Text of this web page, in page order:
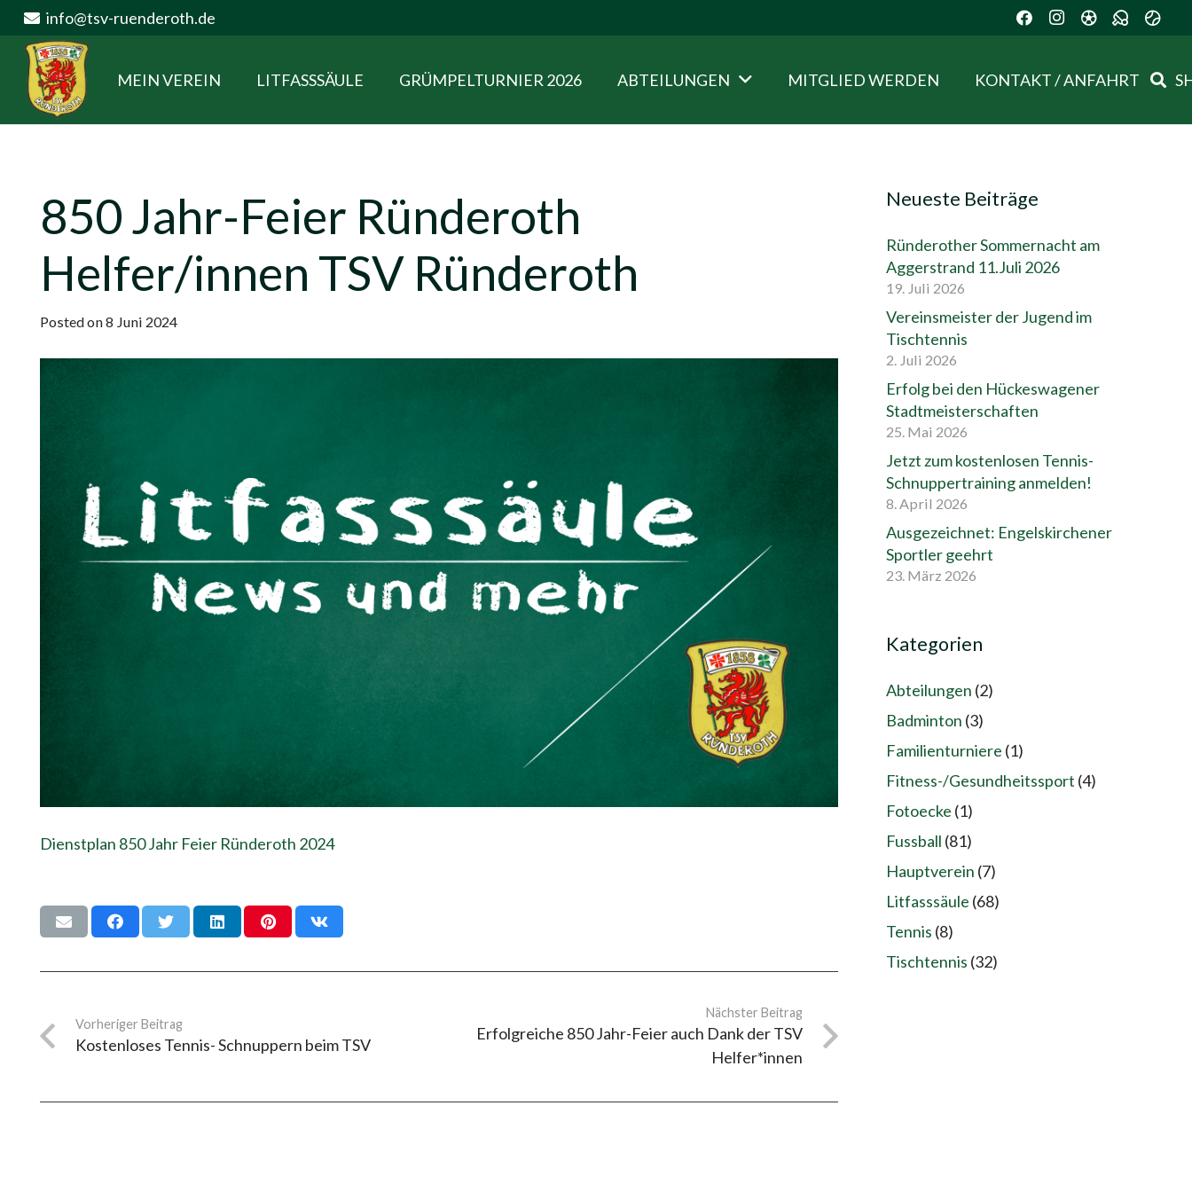
info@tsv-ruenderoth.de
MEIN VEREIN LITFASSSÄULE GRÜMPELTURNIER 2026 ABTEILUNGEN MITGLIED WERDEN KONTAKT / ANFAHRT
850 Jahr-Feier Ründeroth
Helfer/innen TSV Ründeroth
Posted on8 Juni 2024
Dienstplan 850 Jahr Feier Ründeroth 2024
Vorheriger Beitrag
Kostenloses Tennis- Schnuppern beim TSV
Nächster Beitrag
Erfolgreiche 850 Jahr-Feier auch Dank der TSV
Helfer*innen
Neueste Beiträge
Ründerother Sommernacht am
Aggerstrand 11.Juli 2026
19. Juli 2026
Vereinsmeister der Jugend im
Tischtennis
2. Juli 2026
Erfolg bei den Hückeswagener
Stadtmeisterschaften
25. Mai 2026
Jetzt zum kostenlosen Tennis-
Schnuppertraining anmelden!
8. April 2026
Ausgezeichnet: Engelskirchener
Sportler geehrt
23. März 2026
Kategorien
Abteilungen (2)
Badminton (3)
Familienturniere (1)
Fitness-/Gesundheitssport (4)
Fotoecke (1)
Fussball (81)
Hauptverein (7)
Litfasssäule (68)
Tennis (8)
Tischtennis (32)